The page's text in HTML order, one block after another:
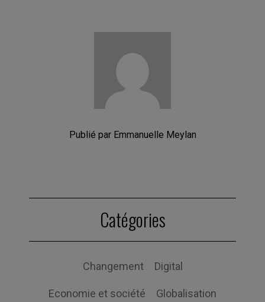
Publié par Emmanuelle Meylan
Catégories
Changement Digital
Economie et société Globalisation